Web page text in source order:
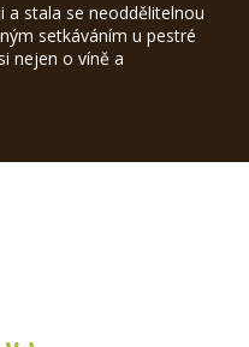
a stala se neoddělitelnou
setkáváním u pestré
nejen o víně a